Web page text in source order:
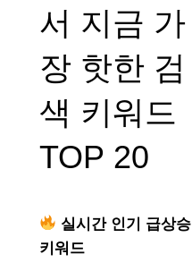
서 지금 가
장 핫한 검
색 키워드
TOP 20
실시간 인기 급상승
키워드